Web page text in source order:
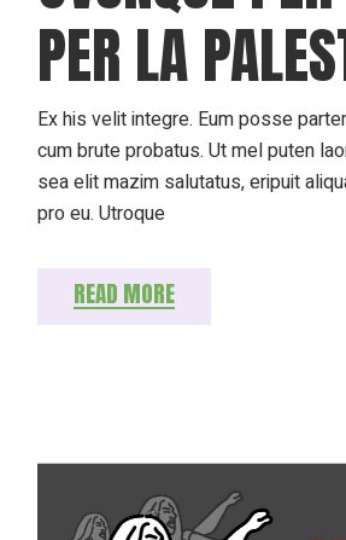
PER LA
Ex his velit integre. Eum posse
cum brute probatus. Ut mel puten
sea elit mazim salutatus, eripuit
pro eu. Utroque
READ MORE